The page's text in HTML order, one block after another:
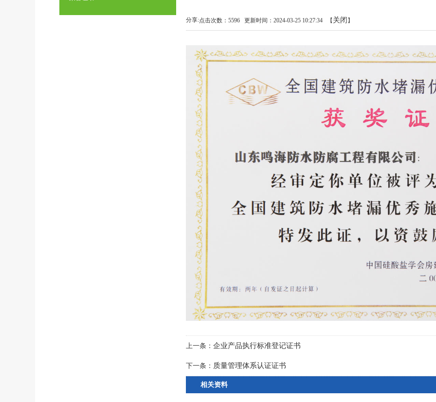
2
点击次数： 5596 更新时间：2024-03-25 10:27:34 【 关闭 】
分享:
上一条： 企业产品执行标准登记证书
下一条： 质量管理体系认证证书
相关资料